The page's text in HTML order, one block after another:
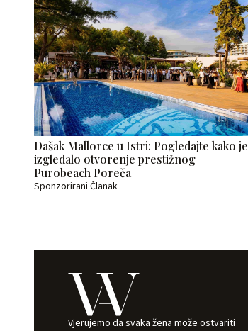
Dašak Mallorce u Istri: Pogledajte kako je
izgledalo otvorenje prestižnog
Purobeach Poreča
Sponzorirani Članak
Vjerujemo da svaka žena može ostvariti